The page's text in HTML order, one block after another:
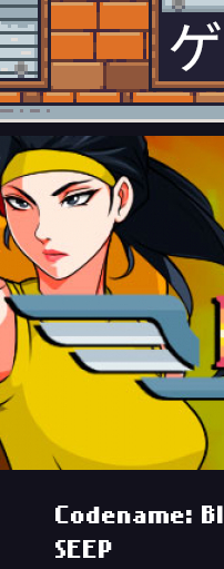
Codename:
SEEP